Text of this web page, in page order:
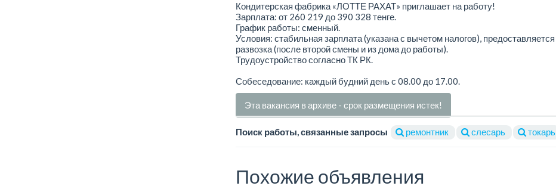
Кондитерская фабрика «ЛОТТЕ РАХАТ» приглашает на работу!
Зарплата: от 260 219 до 390 328 тенге.
График работы: сменный.
Условия: стабильная зарплата (указана с вычетом налогов), предоставляется
развозка (после второй смены и из дома до работы).
Трудоустройство согласно ТК РК.
Собеседование: каждый будний день с 08.00 до 17.00.
Эта вакансия в архиве - срок размещения истек!
Поиск работы, связанные запросы ремонтник слесарь токарь
Похожие объявления